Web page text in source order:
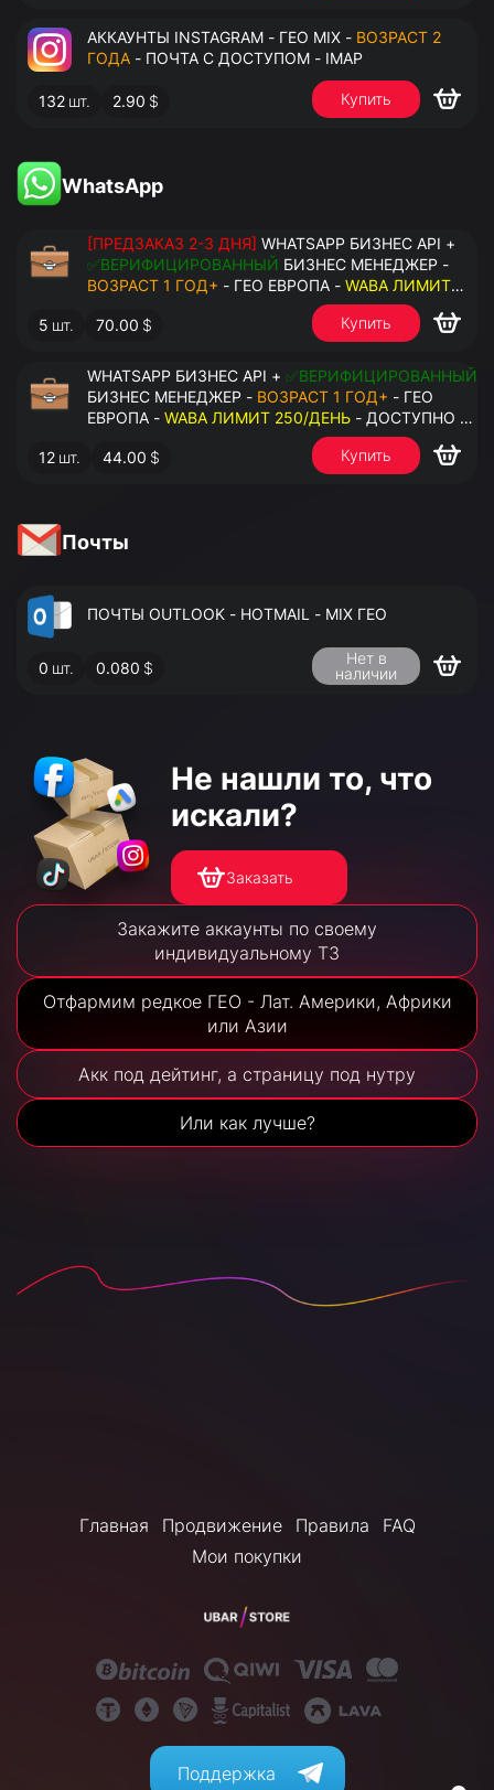
АККАУНТЫ INSTAGRAM - ГЕО MIX - ВОЗРАСТ 2
ГОДА - ПОЧТА С ДОСТУПОМ - IMAP
132 шт. 2.90 $ Купить
WhatsApp
[ПРЕДЗАКАЗ 2-3 ДНЯ] WHATSAPP БИЗНЕС API +
✅ВЕРИФИЦИРОВАННЫЙ БИЗНЕС МЕНЕДЖЕР -
ВОЗРАСТ 1 ГОД+ - ГЕО ЕВРОПА - WABA ЛИМИТ
- ДОСТУПНО К ПРИВЯЗКЕ ДО 20
НОМЕРОВ - ПРАВА АДМИНИСТРАТОРА
5 шт. 70.00 $ Купить
WHATSAPP БИЗНЕС API + ✅ВЕРИФИЦИРОВАННЫЙ
БИЗНЕС МЕНЕДЖЕР - ВОЗРАСТ 1 ГОД+ - ГЕО
ЕВРОПА - WABA ЛИМИТ 250/ДЕНЬ - ДОСТУПНО К
ПРИВЯЗКЕ ДО 2 НОМЕРОВ - ПРАВА
АДМИНИСТРАТОРА
12 шт. 44.00 $ Купить
Почты
ПОЧТЫ OUTLOOK - HOTMAIL - MIX ГЕО
0 шт. 0.080 $
Нет в
наличии
Не нашли то, что
искали?
Заказать
Закажите аккаунты по своему
индивидуальному ТЗ
Отфармим редкое ГЕО - Лат. Америки, Африки
или Азии
Акк под дейтинг, а страницу под нутру
Или как лучше?
Главная Продвижение Правила
FAQ
Мои покупки
Поддержка